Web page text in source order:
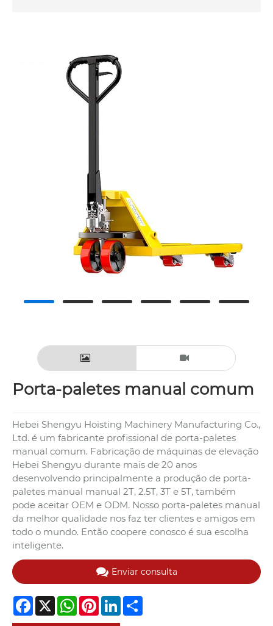
Porta-paletes manual comum
Hebei Shengyu Hoisting Machinery Manufacturing Co.,
Ltd. é um fabricante profissional de porta-paletes
manual comum. Fabricação de máquinas de elevação
Hebei Shengyu durante mais de 20 anos
desenvolvendo principalmente a produção de porta-
paletes manual manual 2T, 2.5T, 3T e 5T, também
pode aceitar OEM e ODM. Nosso porta-paletes manual
da melhor qualidade nos faz ter clientes e amigos em
todo o mundo. Então coopere conosco é sua escolha
inteligente.
Enviar consulta
Facebook
X WhatsApp
PinterestLinkedIn